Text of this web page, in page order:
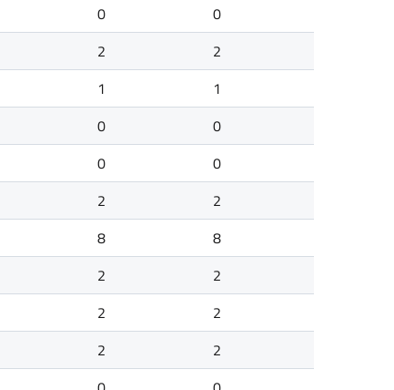
0
0
2
2
1
1
0
0
0
0
2
2
8
8
2
2
2
2
2
2